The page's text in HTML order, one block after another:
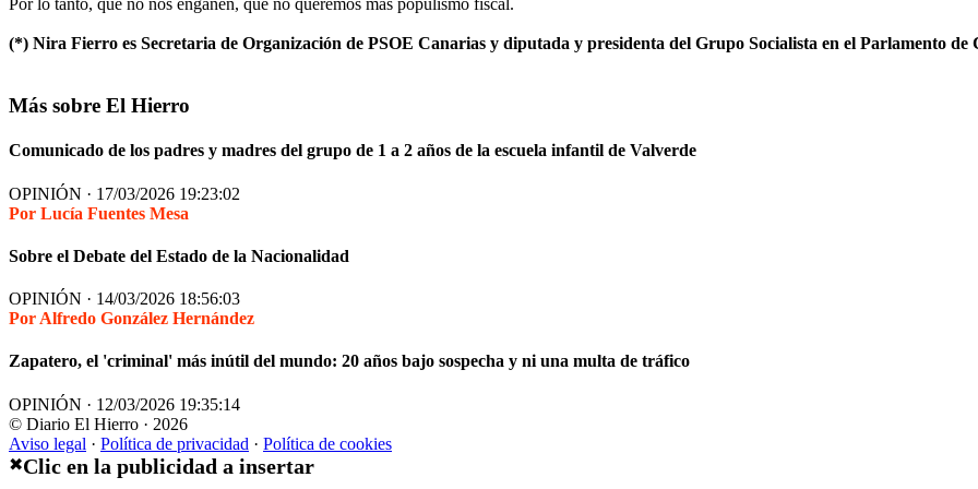
Por lo tanto, que no nos engañen, que no queremos más populismo fiscal.
(*) Nira Fierro es Secretaria de Organización de PSOE Canarias y diputada y presidenta del Grupo Socialista en el Parlamento de
Más sobre El Hierro
Comunicado de los padres y madres del grupo de 1 a 2 años de la escuela infantil de Valverde
OPINIÓN · 17/03/2026 19:23:02
Por Lucía Fuentes Mesa
Sobre el Debate del Estado de la Nacionalidad
OPINIÓN · 14/03/2026 18:56:03
Por Alfredo González Hernández
Zapatero, el 'criminal' más inútil del mundo: 20 años bajo sospecha y ni una multa de tráfico
OPINIÓN · 12/03/2026 19:35:14
© Diario El Hierro · 2026
Aviso legal · Política de privacidad · Política de cookies
✖Clic en la publicidad a insertar